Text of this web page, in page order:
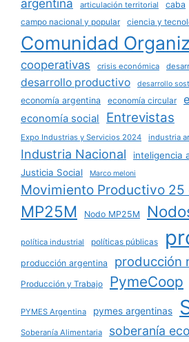
argentina articulación territorial
caba
campo nacional y popular
ciencia y
Comunidad
cooperativas crisis económica
desarrollo productivo desarrollo
economía argentina economía circular
economía social Entrevistas
Expo Industrias y Servicios 2024 industria
Industria Nacional inteligencia
Justicia Social Marco meloni
Movimiento Productivo 25
MP25M Nodo MP25M
política industrial políticas públicas
producción argentina producción
Producción y Trabajo PymeCoop
PYMES Argentina pymes argentinas
Soberanía Alimentaria soberanía